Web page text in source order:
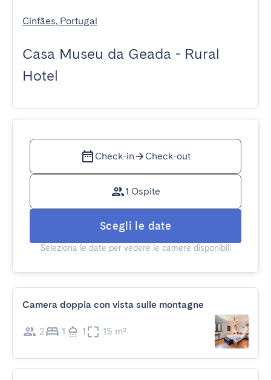
Cinfães, Portugal
Casa Museu da Geada - Rural
Hotel
Check-in Check-out
1 Ospite
Scegli le date
Seleziona le date per vedere le camere disponibili
Camera doppia con vista sulle montagne
2 1 1 15 m²